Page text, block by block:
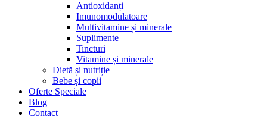
Antioxidanți
Imunomodulatoare
Multivitamine și minerale
Suplimente
Tincturi
Vitamine și minerale
Dietă și nutriție
Bebe și copii
Oferte Speciale
Blog
Contact